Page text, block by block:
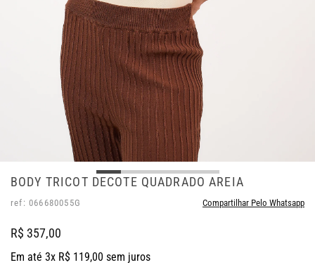
BODY TRICOT DECOTE QUADRADO AREIA
ref: 066680055G Compartilhar Pelo Whatsapp
R$ 357,00
Em até 3x R$ 119,00 sem juros